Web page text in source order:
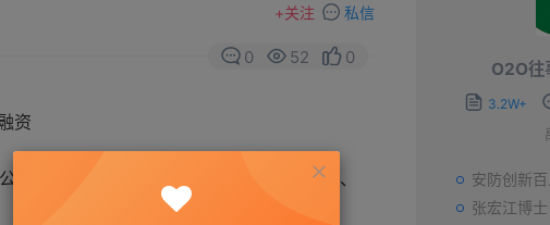
+关注 私信
0 52 0
获得新一轮超过7亿美元融资，由淡马锡、
O2O往
3.2W+
安防创新百人会丨闻
张宏江博士：